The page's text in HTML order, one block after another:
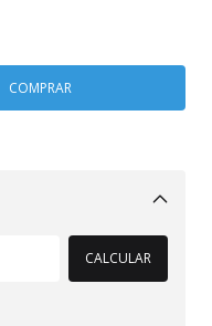
Alterar CEP
CALCULAR